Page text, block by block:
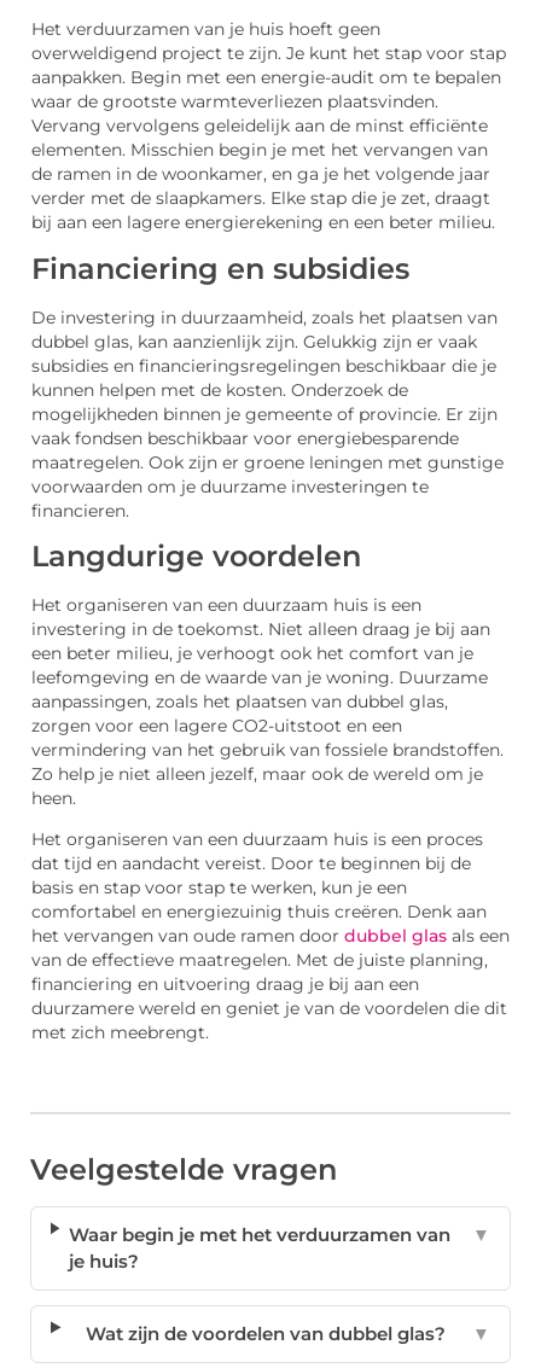
Het verduurzamen van je huis hoeft geen
overweldigend project te zijn. Je kunt het stap voor stap
aanpakken. Begin met een energie-audit om te bepalen
waar de grootste warmteverliezen plaatsvinden.
Vervang vervolgens geleidelijk aan de minst efficiënte
elementen. Misschien begin je met het vervangen van
de ramen in de woonkamer, en ga je het volgende jaar
verder met de slaapkamers. Elke stap die je zet, draagt
bij aan een lagere energierekening en een beter milieu.
Financiering en subsidies
De investering in duurzaamheid, zoals het plaatsen van
dubbel glas, kan aanzienlijk zijn. Gelukkig zijn er vaak
subsidies en financieringsregelingen beschikbaar die je
kunnen helpen met de kosten. Onderzoek de
mogelijkheden binnen je gemeente of provincie. Er zijn
vaak fondsen beschikbaar voor energiebesparende
maatregelen. Ook zijn er groene leningen met gunstige
voorwaarden om je duurzame investeringen te
financieren.
Langdurige voordelen
Het organiseren van een duurzaam huis is een
investering in de toekomst. Niet alleen draag je bij aan
een beter milieu, je verhoogt ook het comfort van je
leefomgeving en de waarde van je woning. Duurzame
aanpassingen, zoals het plaatsen van dubbel glas,
zorgen voor een lagere CO2-uitstoot en een
vermindering van het gebruik van fossiele brandstoffen.
Zo help je niet alleen jezelf, maar ook de wereld om je
heen.
Het organiseren van een duurzaam huis is een proces
dat tijd en aandacht vereist. Door te beginnen bij de
basis en stap voor stap te werken, kun je een
comfortabel en energiezuinig thuis creëren. Denk aan
het vervangen van oude ramen door dubbel glas als een
van de effectieve maatregelen. Met de juiste planning,
financiering en uitvoering draag je bij aan een
duurzamere wereld en geniet je van de voordelen die dit
met zich meebrengt.
Veelgestelde vragen
Waar begin je met het verduurzamen van
je huis?
▼
Wat zijn de voordelen van dubbel glas? ▼